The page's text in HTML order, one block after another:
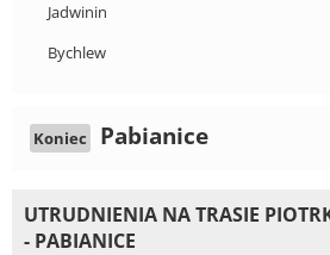
Jadwinin
Bychlew
Koniec Pabianice
UTRUDNIENIA NA TRASIE
- PABIANICE